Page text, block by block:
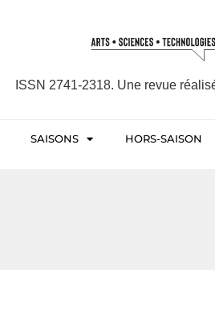
ISSN 2741-2318. Une revue
SAISONS HORS-SAISON